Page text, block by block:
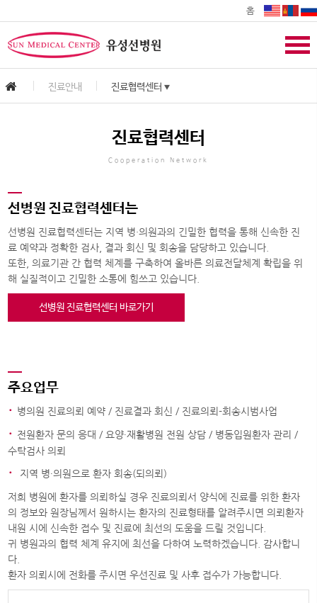
홈
진료안내 진료협력센터 ▼
진료협력센터
Cooperation Network
선병원 진료협력센터는
선병원 진료협력센터는 지역 병·의원과의 긴밀한 협력을 통해 신속한 진
료 예약과 정확한 검사, 결과 회신 및 회송을 담당하고 있습니다.
또한, 의료기관 간 협력 체계를 구축하여 올바른 의료전달체계 확립을 위
해 실질적이고 긴밀한 소통에 힘쓰고 있습니다.
주요업무
· 병의원 진료의뢰 예약 / 진료결과 회신 / 진료의뢰-회송시범사업
· 전원환자 문의 응대 / 요양∙재활병원 전원 상담 / 병동입원환자 관리 /
수탁검사 의뢰
· 지역 병∙의원으로 환자 회송(되의뢰)
저희 병원에 환자를 의뢰하실 경우 진료의뢰서 양식에 진료를 위한 환자
의 정보와 원장님께서 원하시는 환자의 진료형태를 알려주시면 의뢰환자
내원 시에 신속한 접수 및 진료에 최선의 도움을 드릴 것입니다.
귀 병원과의 협력 체계 유지에 최선을 다하여 노력하겠습니다. 감사합니
다.
환자 의뢰시에 전화를 주시면 우선진료 및 사후 접수가 가능합니다.